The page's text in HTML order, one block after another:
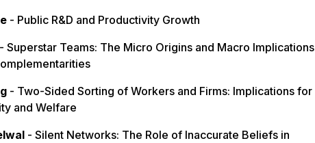
- Public R&D and Productivity Growth
- Superstar Teams: The Micro Origins and Macro Implications
- Two-Sided Sorting of Workers and Firms: Implications for
and Welfare
- Silent Networks: The Role of Inaccurate Beliefs in